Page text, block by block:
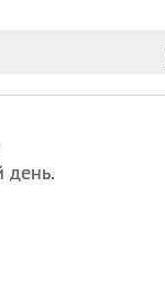
день.